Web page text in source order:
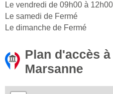
Le vendredi de 09h00 à 12h00
Le samedi de Fermé
Le dimanche de Fermé
Plan d'accès
Marsanne